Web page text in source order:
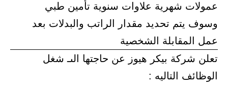
عمولات شهرية علاوات سنوية تأمين طبي
وسوف يتم تحديد مقدار الراتب والبدلات بعد
عمل المقابلة الشخصية
تعلن شركة بيكر هيوز عن حاجتها الىـ شغل
الوظائف التاليه :